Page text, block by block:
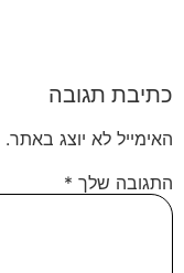
כתיבת תגובה
האימייל לא יוצג באתר.
התגובה שלך *